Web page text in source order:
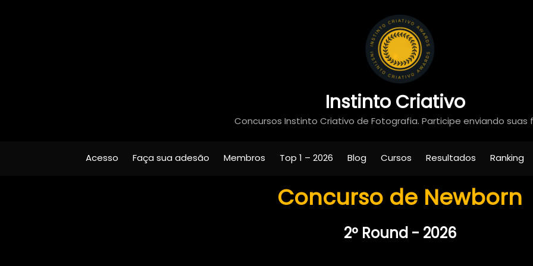
Instinto Criativo
Concursos Instinto Criativo de Fotografia. Participe enviando suas
Acesso Faça sua adesão Membros Top 1 – 2026 Blog Cursos Resultados Ranking
Concurso de Newborn
2º Round - 2026